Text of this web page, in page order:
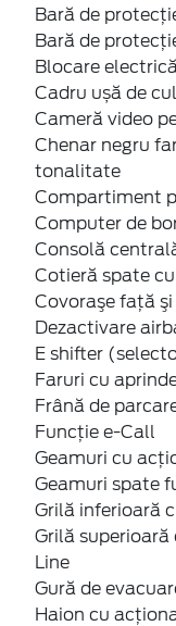
Bară de
Bară de
Blocare
Cadru ușă de
Cameră video
Chenar negru
tonalitate
Compartiment
Computer de
Consolă
Cotieră spate
Covoraşe faţă
Dezactivare
E shifter
Faruri cu
Frână de
Funcție e-Call
Geamuri cu
Geamuri spate
Grilă inferioară
Grilă superioară
Line
Gură de
Haion cu